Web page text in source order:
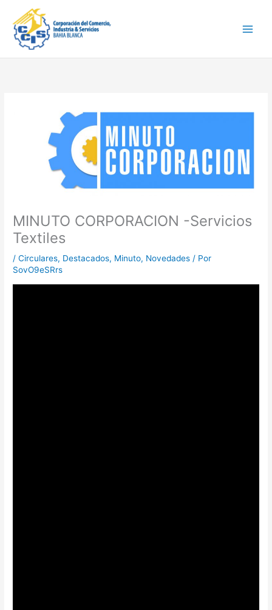
contenido
MINUTO CORPORACION -Servicios
Textiles
/Circulares, Destacados, Minuto, Novedades / Por
SovO9eSRrs